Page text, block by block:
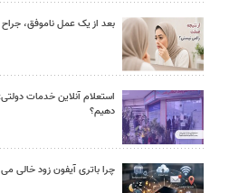
بعد از یک عمل ناموفق،
استعلام آنلاین خدمات
دهیم؟
چرا باتری آیفون زود خالی می شود؟ ۹